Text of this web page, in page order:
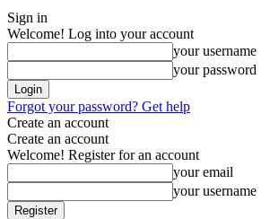
Sign in
Welcome! Log into your account
your username
your password
Forgot your password? Get help
Create an account
Create an account
Welcome! Register for an account
your email
your username